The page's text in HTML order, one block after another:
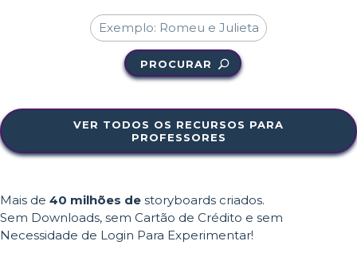
PROCURAR
VER TODOS OS RECURSOS PARA
PROFESSORES
Mais de 40 milhões de storyboards criados.
Sem Downloads, sem Cartão de Crédito e sem
Necessidade de Login Para Experimentar!